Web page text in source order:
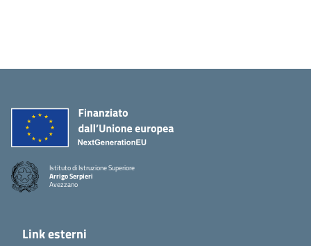
Istituto di Istruzione Superiore
Arrigo Serpieri
Avezzano
Link esterni